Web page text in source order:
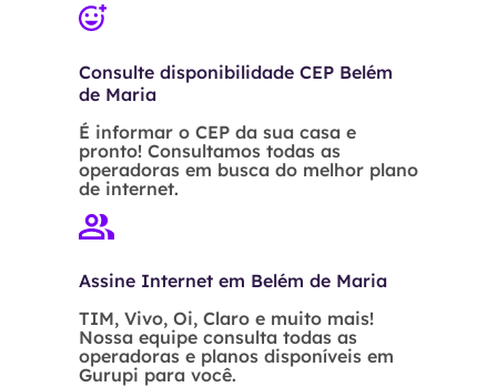
Consulte disponibilidade CEP Belém
de Maria
É informar o CEP da sua casa e
pronto! Consultamos todas as
operadoras em busca do melhor plano
de internet.
Assine Internet em Belém de Maria
TIM, Vivo, Oi, Claro e muito mais!
Nossa equipe consulta todas as
operadoras e planos disponíveis em
Gurupi para você.